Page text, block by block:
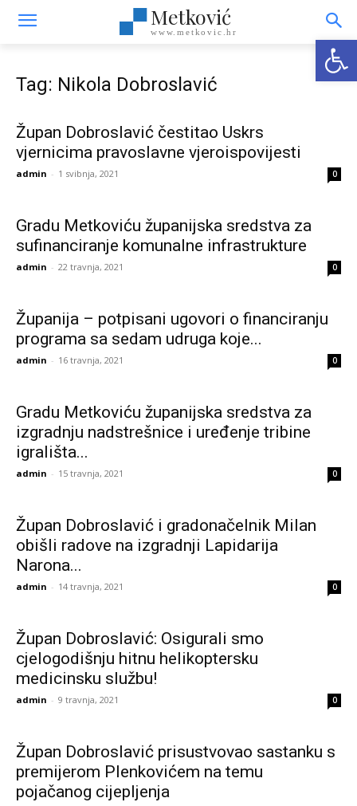
Metković
www.metkovic.hr
Tag: Nikola Dobroslavić
Župan Dobroslavić čestitao Uskrs
vjernicima pravoslavne vjeroispovijesti
admin - 1 svibnja, 2021 0
Gradu Metkoviću županijska sredstva za
sufinanciranje komunalne infrastrukture
admin - 22 travnja, 2021 0
Županija – potpisani ugovori o financiranju
programa sa sedam udruga koje...
admin - 16 travnja, 2021 0
Gradu Metkoviću županijska sredstva za
izgradnju nadstrešnice i uređenje tribine
igrališta...
admin - 15 travnja, 2021 0
Župan Dobroslavić i gradonačelnik Milan
obišli radove na izgradnji Lapidarija
Narona...
admin - 14 travnja, 2021 0
Župan Dobroslavić: Osigurali smo
cjelogodišnju hitnu helikoptersku
medicinsku službu!
admin - 9 travnja, 2021 0
Župan Dobroslavić prisustvovao sastanku s
premijerom Plenkovićem na temu
pojačanog cijepljenja